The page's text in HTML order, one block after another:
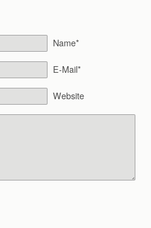
Name*
E-Mail*
Website